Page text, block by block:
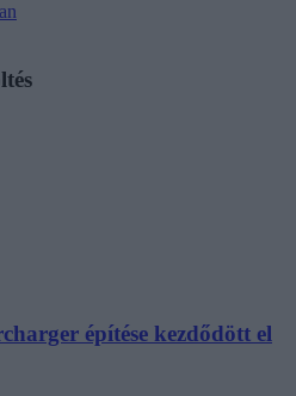
építése kezdődött el